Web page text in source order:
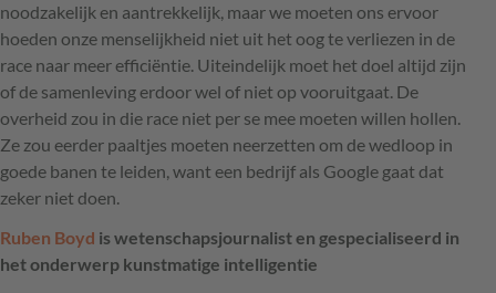
noodzakelijk en aantrekkelijk, maar we moeten ons ervoor
hoeden onze menselijkheid niet uit het oog te verliezen in de
race naar meer efficiëntie. Uiteindelijk moet het doel altijd zijn
of de samenleving erdoor wel of niet op vooruitgaat. De
overheid zou in die race niet per se mee moeten willen hollen.
Ze zou eerder paaltjes moeten neerzetten om de wedloop in
goede banen te leiden, want een bedrijf als Google gaat dat
zeker niet doen.
Ruben Boyd is wetenschapsjournalist en gespecialiseerd in
het onderwerp kunstmatige intelligentie